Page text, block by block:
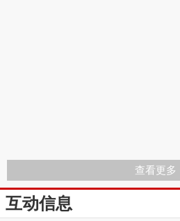
查看更多
互动信息